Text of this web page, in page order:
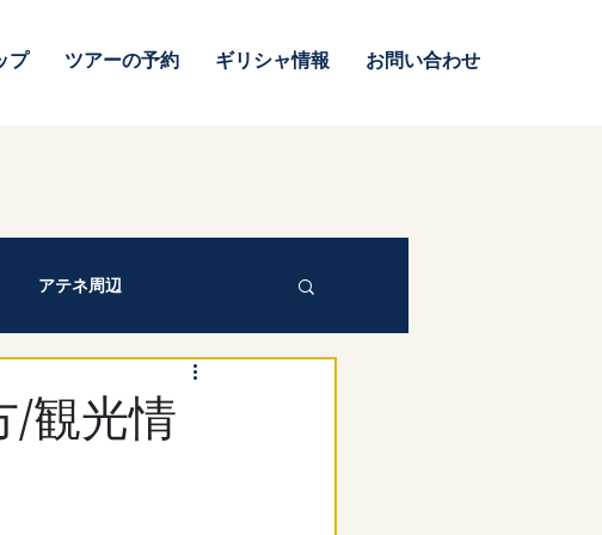
プ ツアーの予約 ギリシャ情報 お問い合わせ
アテネ周辺
/観光情